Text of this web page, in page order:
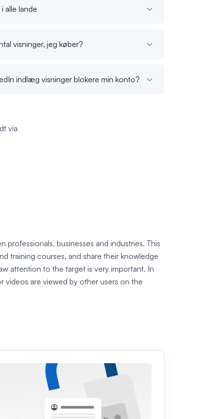
alle lande
visninger, jeg køber?
indlæg visninger blokere min konto?
via
businesses and industries. This
training courses, and share their knowledge
attention to the target is very important. In
videos are viewed by other users on the